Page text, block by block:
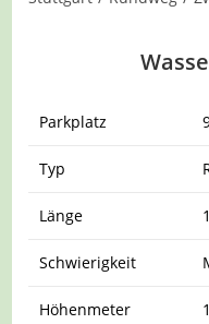
Parkplatz
Typ
Länge
Schwierigkeit
Höhenmeter